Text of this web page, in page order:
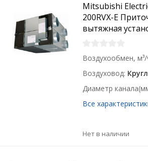
Mitsubishi
200RVX-E
вытяжная
Воздухообмен, м³/
Воздуховод
Диаметр
Все
Нет в наличии